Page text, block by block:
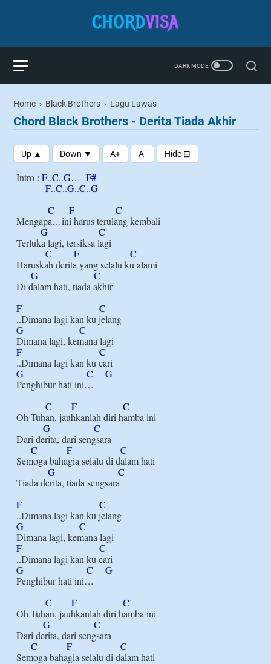
Home › Black Brothers › Lagu Lawas
Chord Black Brothers - Derita Tiada Akhir
Intro : F..C..G… -F#
F..C..G..C..G
C
F
C
Mengapa…ini harus terulang kembali
G
C
Terluka lagi, tersiksa lagi
C
F
C
Haruskah derita yang selalu ku alami
G
C
Di dalam hati, tiada akhir
F
C
G
C
F
C
G
C
G
Penghibur hati ini…
C
F
C
Oh Tuhan, jauhkanlah diri hamba ini
G
C
Dari derita, dari sengsara
C
F
C
Semoga bahagia selalu di dalam hati
G
C
Tiada derita, tiada sengsara
F
C
G
C
F
C
G
C
G
Penghibur hati ini…
C
F
C
Oh Tuhan, jauhkanlah diri hamba ini
G
C
Dari derita, dari sengsara
C
F
C
Semoga bahagia selalu di dalam hati